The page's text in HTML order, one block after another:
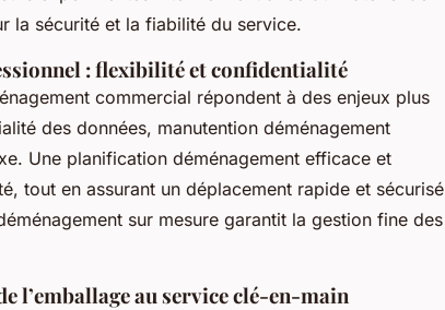
la sécurité et la fiabilité du service.
: flexibilité et confidentialité
commercial répondent à des enjeux plus
des données, manutention déménagement
Une planification déménagement efficace et
tout en assurant un déplacement rapide et sécurisé
sur mesure garantit la gestion fine des
l’emballage au service clé-en-main